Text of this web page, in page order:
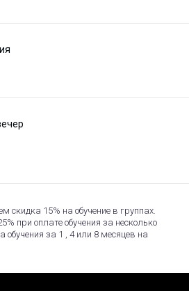
скидка 15% на обучение в группах.
при оплате обучения за несколько
обучения за 1 , 4 или 8 месяцев на